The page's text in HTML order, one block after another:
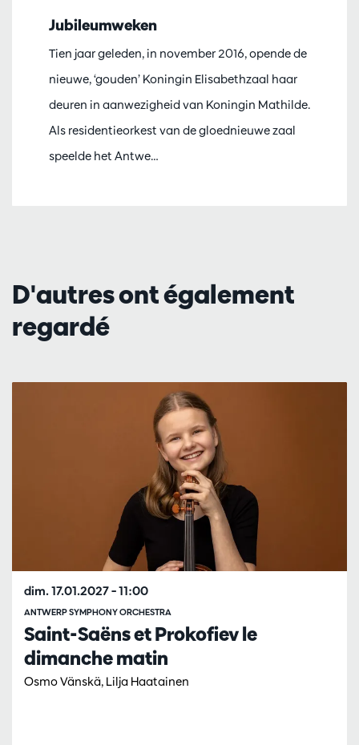
Jubileumweken
Tien jaar geleden, in november 2016, opende de
nieuwe, ‘gouden’ Koningin Elisabethzaal haar
deuren in aanwezigheid van Koningin Mathilde.
Als residentieorkest van de gloednieuwe zaal
speelde het Antwe…
D'autres ont également
regardé
Saint-Saëns et Prokofiev le
dimanche matin
Osmo Vänskä, Lilja Haatainen
ANTWERP SYMPHONY ORCHESTRA
dim. 17.01.2027– 11:00